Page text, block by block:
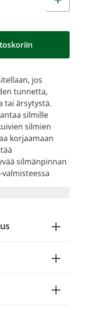
jos
tunnetta,
tai ärsytystä.
silmille
silmien
korjaamaan
silmänpinnan
valmisteessa